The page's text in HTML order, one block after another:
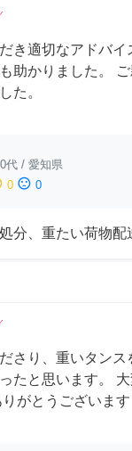
き適切なアドバイ
助かりました。 ご
た。
代 / 愛知県
0 sentiment_dissatisfied 0
分、重たい荷物配
さり、重いタンス
たと思います。
がとうございます